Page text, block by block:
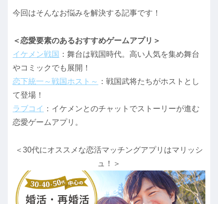
今回はそんなお悩みを解決する記事です！
＜恋愛要素のあるおすすめゲームアプリ＞
イケメン戦国 ：舞台は戦国時代。高い人気を集め舞台
やコミックでも展開！
恋下統一～戦国ホスト～ ：戦国武将たちがホストとし
て登場！
ラブコイ ：イケメンとのチャットでストーリーが進む
恋愛ゲームアプリ。
＜30代にオススメな恋活マッチングアプリはマリッシ
ュ！＞